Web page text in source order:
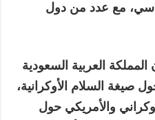
مع عدد من دول
العربية السعودية
السلام الأوكرانية،
والأمريكي حول